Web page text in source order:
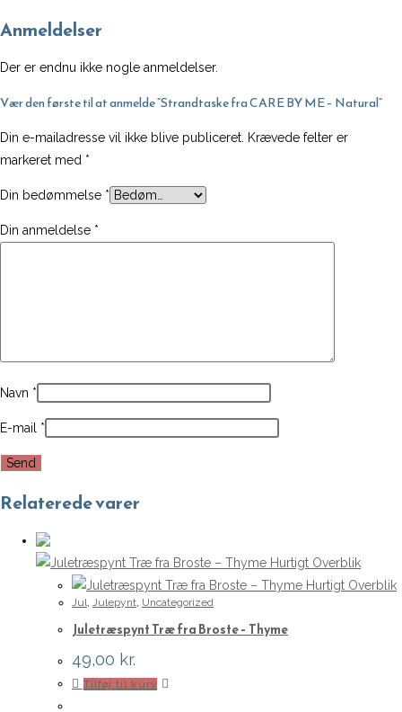
BY
-
antal
Anmeldelser
Der er endnu ikke nogle anmeldelser.
Vær den første til at anmelde “Strandtaske fra CARE BY ME – Natural”
Din e-mailadresse vil ikke blive publiceret. Krævede felter er
markeret med *
Din bedømmelse *
Din anmeldelse *
Navn *
E-mail *
Relaterede varer
Hurtigt Overblik
Hurtigt Overblik
Jul, Julepynt, Uncategorized
Juletræspynt Træ fra Broste – Thyme
49,00 kr.
Tilføj til kurv